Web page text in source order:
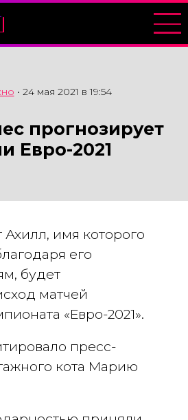
• 24 мая 2021 в 19:54
прогнозирует
Евро-2021
имя которого
его
будет
матчей
«Евро-2021».
пресс-
кота Марию